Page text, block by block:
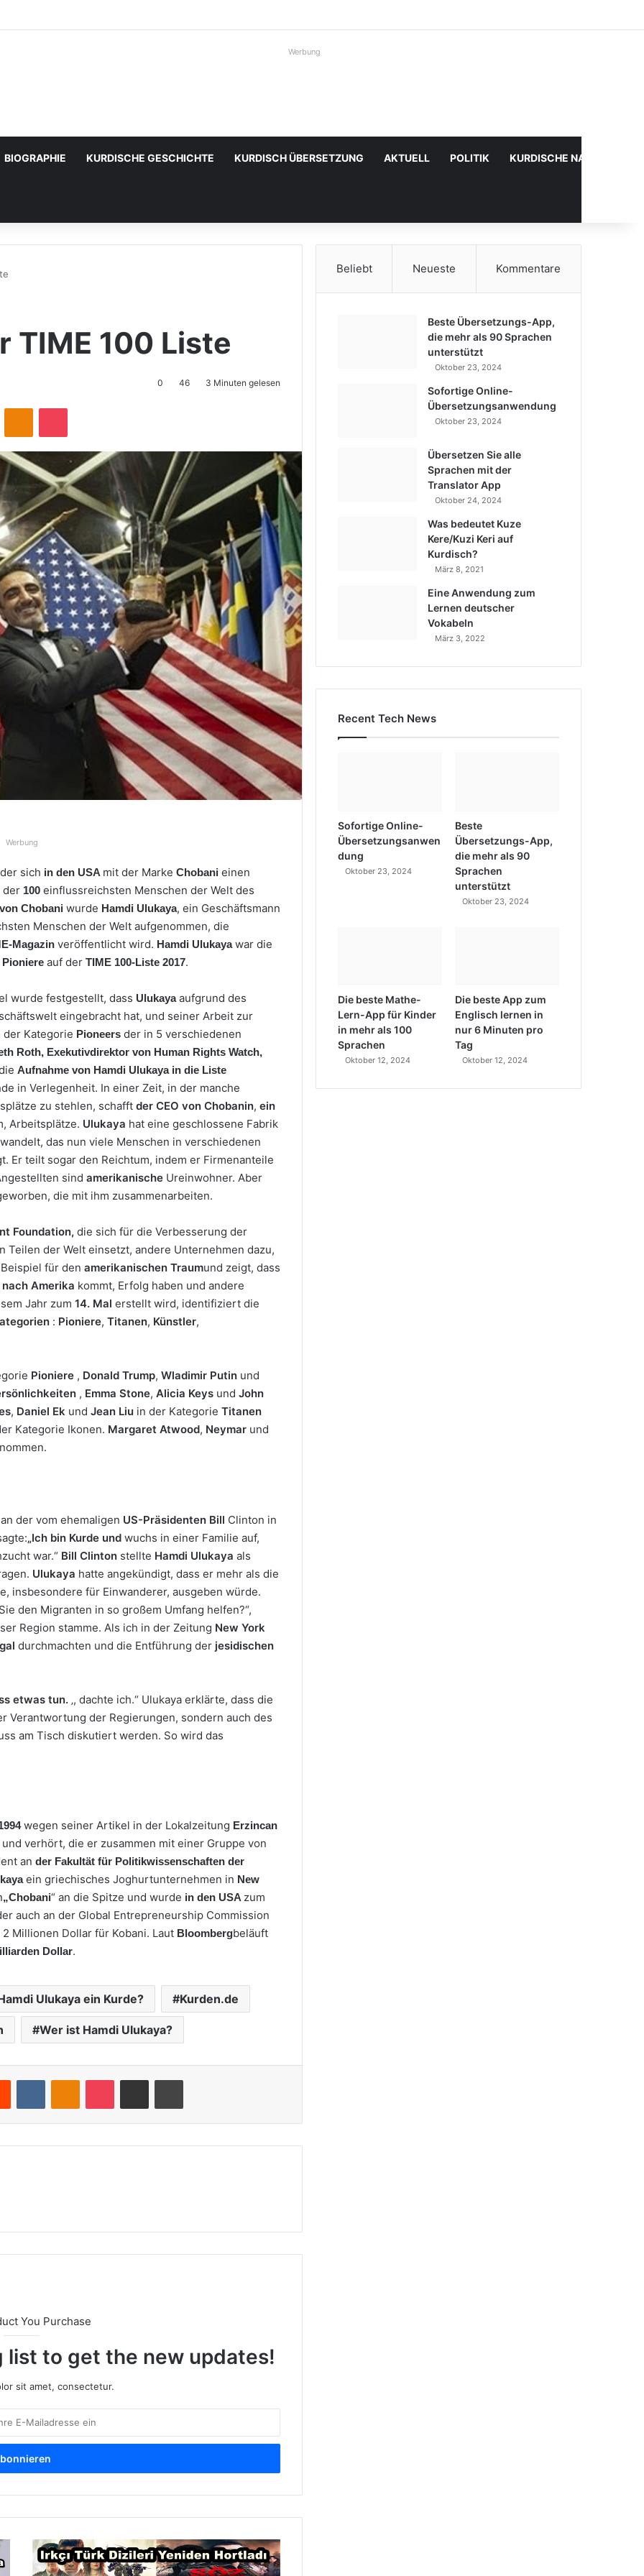
Werbung
BIOGRAPHIE KURDISCHE GESCHICHTE KURDISCH ÜBERSETZUNG AKTUELL POLITIK KURDISCHE
TIME 100 Liste
0 46 3 Minuten gelesen
Werbung
sich in den USA mit der Marke Chobani einen
der 100 einflussreichsten Menschen der Welt des
von Chobani wurde Hamdi Ulukaya, ein Geschäftsmann
Menschen der Welt aufgenommen, die
Magazin veröffentlicht wird. Hamdi Ulukayawar die
Pioniere auf der TIME 100-Liste 2017.
wurde festgestellt, dass Ulukayaaufgrund des
eingebracht hat, und seiner Arbeit zur
Kategorie Pioneers der in 5 verschiedenen
Roth, Exekutivdirektor von Human Rights Watch,
Aufnahme von Hamdi Ulukaya in die Liste
in Verlegenheit. In einer Zeit, in der manche
zu stehlen, schafft der CEO von Chobanin, ein
Arbeitsplätze. Ulukaya hat eine geschlossene Fabrik
das nun viele Menschen in verschiedenen
Er teilt sogar den Reichtum, indem er Firmenanteile
sind amerikanische Ureinwohner. Aber
die mit ihm zusammenarbeiten.
Foundation, die sich für die Verbesserung der
der Welt einsetzt, andere Unternehmen dazu,
für den amerikanischen Traumund zeigt, dass
nach Amerika kommt, Erfolg haben und andere
Jahr zum 14. Mal erstellt wird, identifiziert die
: Pioniere, Titanen, Künstler,
Pioniere , Donald Trump, Wladimir Putin und
, Emma Stone, Alicia Keys und John
, Daniel Ek und Jean Liu in der Kategorie Titanen
Kategorie Ikonen. Margaret Atwood, Neymar und
der vom ehemaligen US-Präsidenten Bill Clinton in
„Ich bin Kurde und wuchs in einer Familie auf,
war.“ Bill Clinton stellte Hamdi Ulukaya als
Ulukaya hatte angekündigt, dass er mehr als die
insbesondere für Einwanderer, ausgeben würde.
den Migranten in so großem Umfang helfen?“,
Region stamme. Als ich in der Zeitung New York
durchmachten und die Entführung der jesidischen
etwas tun. ‚, dachte ich.“ Ulukaya erklärte, dass die
Verantwortung der Regierungen, sondern auch des
am Tisch diskutiert werden. So wird das
wegen seiner Artikel in der Lokalzeitung Erzincan
verhört, die er zusammen mit einer Gruppe von
an der Fakultät für Politikwissenschaften der
ein griechisches Joghurtunternehmen in New
„Chobani“ an die Spitze und wurde in den USA zum
auch an der Global Entrepreneurship Commission
Millionen Dollar für Kobani. Laut Bloombergbeläuft
Dollar.
Ulukaya ein Kurde? Kurden.de
Wer ist Hamdi Ulukaya?
You Purchase
list to get the new updates!
sit amet, consectetur.
R
a
Beliebt Neueste Kommentare
Beste Übersetzungs-App,
die mehr als 90 Sprachen
unterstützt
Oktober 23, 2024
Sofortige Online-
Übersetzungsanwendung
Oktober 23, 2024
Übersetzen Sie alle
Sprachen mit der
Translator App
Oktober 24, 2024
Was bedeutet Kuze
Kere/Kuzi Keri auf
Kurdisch?
März 8, 2021
Eine Anwendung zum
Lernen deutscher
Vokabeln
März 3, 2022
Recent Tech News
Sofortige Online-
Übersetzungsanwen
dung
Oktober 23, 2024
Beste
Übersetzungs-App,
die mehr als 90
Sprachen
unterstützt
Oktober 23, 2024
Die beste Mathe-
Lern-App für Kinder
in mehr als 100
Sprachen
Oktober 12, 2024
Die beste App zum
Englisch lernen in
nur 6 Minuten pro
Tag
Oktober 12, 2024